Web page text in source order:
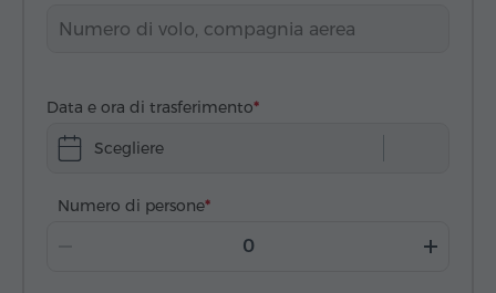
Data e ora di trasferimento
Scegliere
Numero di persone